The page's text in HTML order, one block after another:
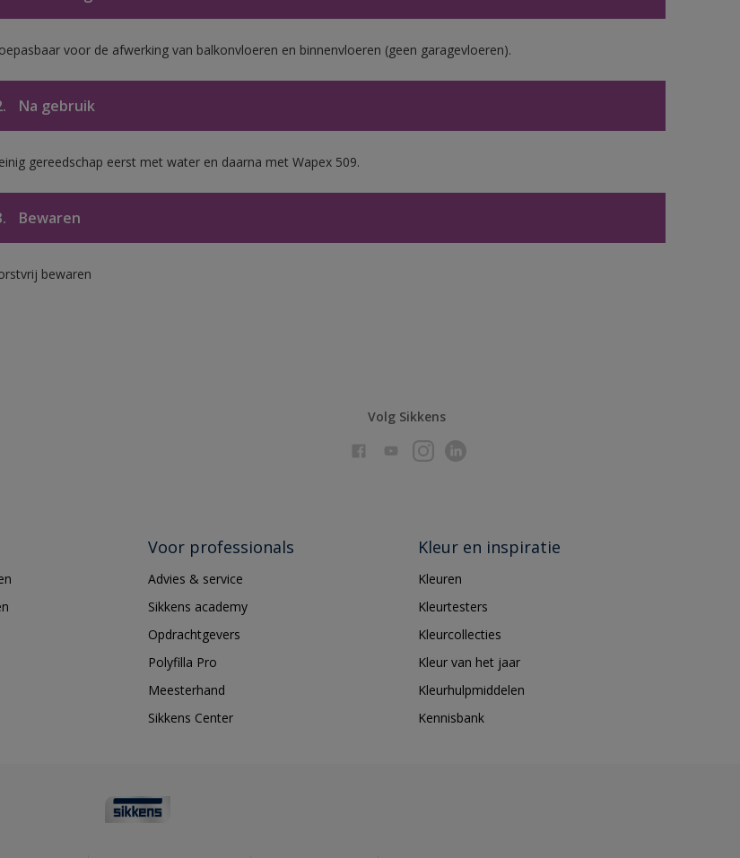
voor de afwerking van balkonvloeren en binnenvloeren (geen garagevloeren).
Na gebruik
gereedschap eerst met water en daarna met Wapex 509.
Bewaren
bewaren
Volg Sikkens
Voor professionals
Advies & service
Sikkens academy
Opdrachtgevers
Polyfilla Pro
Meesterhand
Sikkens Center
Kleur en inspiratie
Kleuren
Kleurtesters
Kleurcollecties
Kleur van het jaar
Kleurhulpmiddelen
Kennisbank